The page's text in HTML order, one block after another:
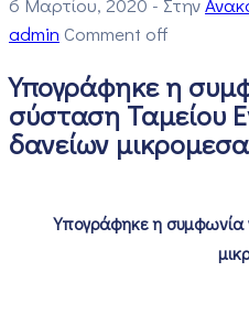
admin Comment off
Υπογράφηκε η
σύσταση Ταμείου
δανείων
Υπογράφηκε η συμφωνία